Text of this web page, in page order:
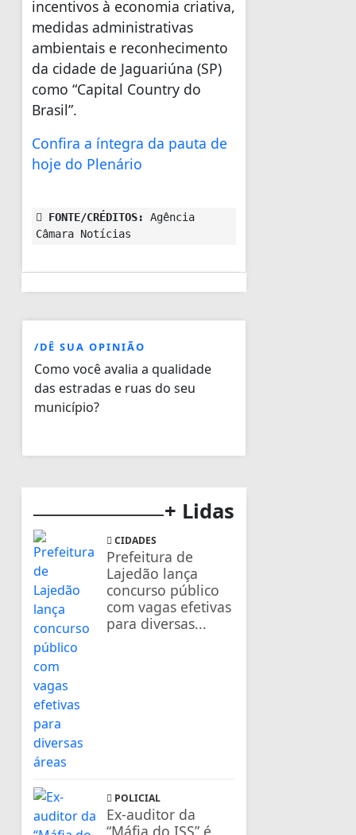
incentivos à economia criativa,
medidas administrativas
ambientais e reconhecimento
da cidade de Jaguariúna (SP)
como “Capital Country do
Brasil”.
Confira a íntegra da pauta de
hoje do Plenário
FONTE/CRÉDITOS:
Agência
Câmara Notícias
/DÊ SUA OPINIÃO
Como você avalia a qualidade
das estradas e ruas do seu
município?
+ Lidas
CIDADES
Prefeitura de
Lajedão lança
concurso público
com vagas efetivas
para diversas...
POLICIAL
Ex-auditor da
“Máfia do ISS” é